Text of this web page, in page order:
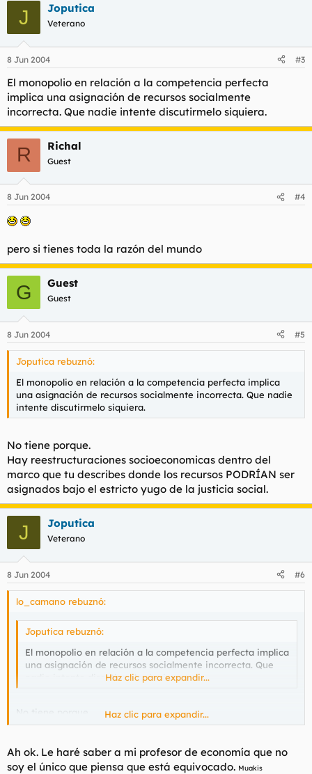
J Joputica
Veterano
8 Jun 2004 #3
El monopolio en relación a la competencia perfecta
implica una asignación de recursos socialmente
incorrecta. Que nadie intente discutirmelo siquiera.
R Richal
Guest
8 Jun 2004 #4
pero si tienes toda la razón del mundo
G Guest
Guest
8 Jun 2004 #5
Joputica rebuznó:
El monopolio en relación a la competencia perfecta implica
una asignación de recursos socialmente incorrecta. Que nadie
intente discutirmelo siquiera.
No tiene porque.
Hay reestructuraciones socioeconomicas dentro del
marco que tu describes donde los recursos PODRÍAN ser
asignados bajo el estricto yugo de la justicia social.
J Joputica
Veterano
8 Jun 2004 #6
lo_camano rebuznó:
Joputica rebuznó:
El monopolio en relación a la competencia perfecta implica
una asignación de recursos socialmente incorrecta. Que
nadie intente discutirmelo siquiera.
Haz clic para expandir...
No tiene porque.
Hay reestructuraciones socioeconomicas dentro del marco que
estricto yugo de la justicia social.
Haz clic para expandir...
Ah ok. Le haré saber a mi profesor de economía que no
soy el único que piensa que está equivocado. Muakis